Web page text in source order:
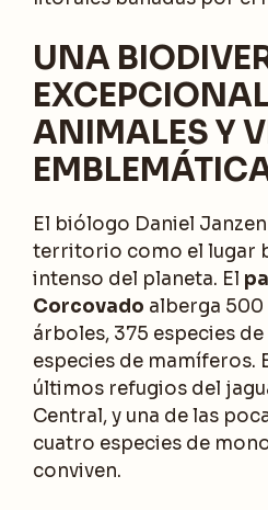
UNA
ANIMALES Y
El biólogo Daniel
territorio como el lugar
intenso del planeta. El
Corcovado alberga 500
árboles, 375 especies de
especies de mamíferos.
últimos refugios del
Central, y una de las
cuatro especies de
conviven.